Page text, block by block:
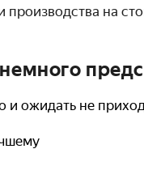
производства на
и ожидать не